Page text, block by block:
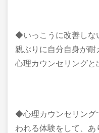
◆いっこうに改善しな
親ぶりに自分自身が耐
心理カウンセリングと
◆心理カウンセリング
われる体験をして、あ